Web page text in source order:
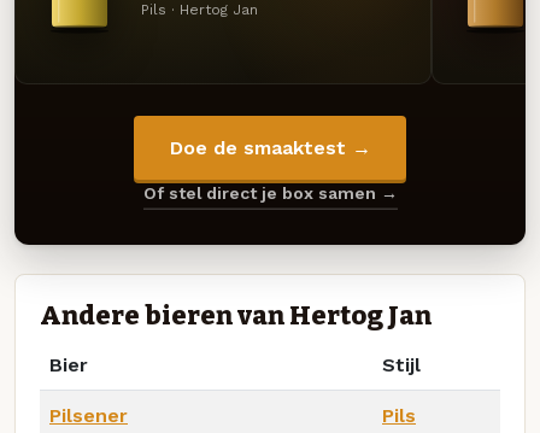
Pils · Hertog Jan
Doe de smaaktest →
Of stel direct je box samen →
Andere bieren van Hertog Jan
Bier Stijl
Pilsener Pils